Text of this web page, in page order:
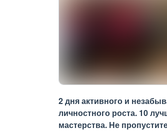
2 дня активного и
личностного роста. 10
мастерства. Не